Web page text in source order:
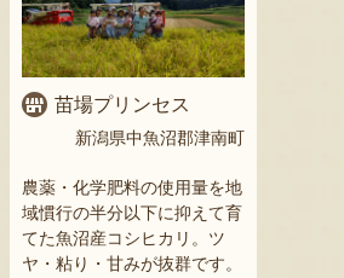
苗場プリンセス
新潟県中魚沼郡津南町
農薬・化学肥料の使用量を地
域慣行の半分以下に抑えて育
てた魚沼産コシヒカリ。ツ
ヤ・粘り・甘みが抜群です。